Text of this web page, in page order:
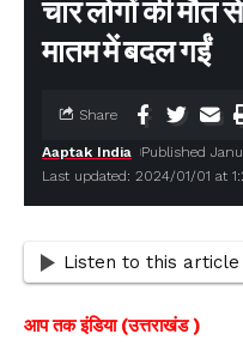
चार लोगों की मौत
मातम में बदल गईं
Last updated: 2024/01/01 at
Aaptak India Published
Share
Listen to this article
आप तक इंडिया (उत्तराखंड )